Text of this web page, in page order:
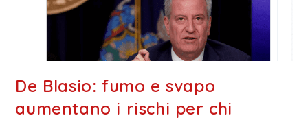
De Blasio: fumo e svapo
aumentano i rischi per chi